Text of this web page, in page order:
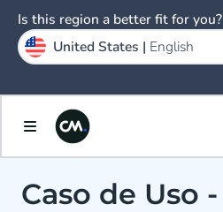
Caso de Uso -
Is this region a better fit for you?
United States | English